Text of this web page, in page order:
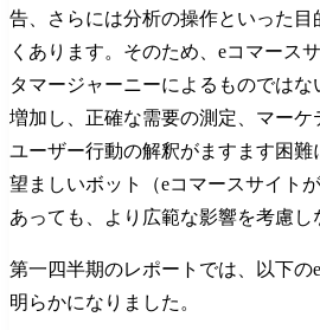
告、さらには分析の操作といった目
くあります。そのため、eコマース
タマージャーニーによるものでは
増加し、正確な需要の測定、マーケ
ユーザー行動の解釈がますます困難
望ましいボット（eコマースサイト
あっても、より広範な影響を考慮し
第一四半期のレポートでは、以下の
明らかになりました。